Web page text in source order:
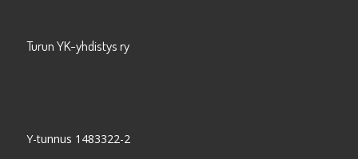
Turun YK-yhdistys ry
Y-tunnus 1483322-2